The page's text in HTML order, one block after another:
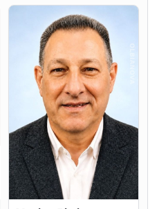
Massimo Ricciu
6 agosto 2026